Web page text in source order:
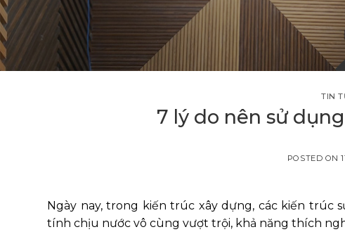
TIN
7 lý do nên sử
POSTED ON
Ngày nay, trong kiến trúc xây dựng, các kiến trúc
tính chịu nước vô cùng vượt trội, khả năng thích